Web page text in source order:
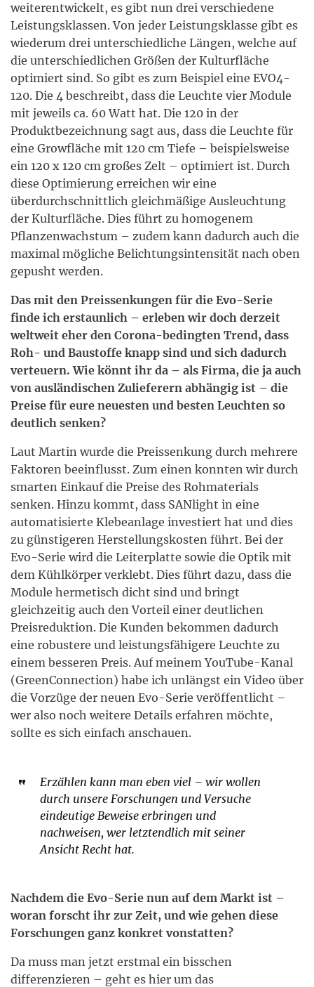
weiterentwickelt, es gibt nun drei verschiedene
Leistungsklassen. Von jeder Leistungsklasse gibt es
wiederum drei unterschiedliche Längen, welche auf
die unterschiedlichen Größen der Kulturfläche
optimiert sind. So gibt es zum Beispiel eine EVO4-
120. Die 4 beschreibt, dass die Leuchte vier Module
mit jeweils ca. 60 Watt hat. Die 120 in der
Produktbezeichnung sagt aus, dass die Leuchte für
eine Growfläche mit 120 cm Tiefe – beispielsweise
ein 120 x 120 cm großes Zelt – optimiert ist. Durch
diese Optimierung erreichen wir eine
überdurchschnittlich gleichmäßige Ausleuchtung
der Kulturfläche. Dies führt zu homogenem
Pflanzenwachstum – zudem kann dadurch auch die
maximal mögliche Belichtungsintensität nach oben
gepusht werden.
Das mit den Preissenkungen für die Evo-Serie
finde ich erstaunlich – erleben wir doch derzeit
weltweit eher den Corona-bedingten Trend, dass
Roh- und Baustoffe knapp sind und sich dadurch
verteuern. Wie könnt ihr da – als Firma, die ja auch
von ausländischen Zulieferern abhängig ist – die
Preise für eure neuesten und besten Leuchten so
deutlich senken?
Laut Martin wurde die Preissenkung durch mehrere
Faktoren beeinflusst. Zum einen konnten wir durch
smarten Einkauf die Preise des Rohmaterials
senken. Hinzu kommt, dass SANlight in eine
automatisierte Klebeanlage investiert hat und dies
zu günstigeren Herstellungskosten führt. Bei der
Evo-Serie wird die Leiterplatte sowie die Optik mit
dem Kühlkörper verklebt. Dies führt dazu, dass die
Module hermetisch dicht sind und bringt
gleichzeitig auch den Vorteil einer deutlichen
Preisreduktion. Die Kunden bekommen dadurch
eine robustere und leistungsfähigere Leuchte zu
einem besseren Preis. Auf meinem YouTube-Kanal
(GreenConnection) habe ich unlängst ein Video über
die Vorzüge der neuen Evo-Serie veröffentlicht –
wer also noch weitere Details erfahren möchte,
sollte es sich einfach anschauen.
Erzählen kann man eben viel – wir wollen
durch unsere Forschungen und Versuche
eindeutige Beweise erbringen und
nachweisen, wer letztendlich mit seiner
Ansicht Recht hat.
Nachdem die Evo-Serie nun auf dem Markt ist –
woran forscht ihr zur Zeit, und wie gehen diese
Forschungen ganz konkret vonstatten?
Da muss man jetzt erstmal ein bisschen
differenzieren – geht es hier um das